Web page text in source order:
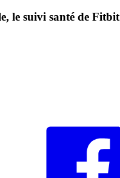
le suivi santé de Fitbit